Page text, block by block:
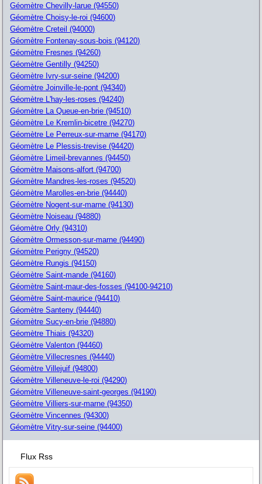
Géomètre Chevilly-larue (94550)
Géomètre Choisy-le-roi (94600)
Géomètre Creteil (94000)
Géomètre Fontenay-sous-bois (94120)
Géomètre Fresnes (94260)
Géomètre Gentilly (94250)
Géomètre Ivry-sur-seine (94200)
Géomètre Joinville-le-pont (94340)
Géomètre L'hay-les-roses (94240)
Géomètre La Queue-en-brie (94510)
Géomètre Le Kremlin-bicetre (94270)
Géomètre Le Perreux-sur-marne (94170)
Géomètre Le Plessis-trevise (94420)
Géomètre Limeil-brevannes (94450)
Géomètre Maisons-alfort (94700)
Géomètre Mandres-les-roses (94520)
Géomètre Marolles-en-brie (94440)
Géomètre Nogent-sur-marne (94130)
Géomètre Noiseau (94880)
Géomètre Orly (94310)
Géomètre Ormesson-sur-marne (94490)
Géomètre Perigny (94520)
Géomètre Rungis (94150)
Géomètre Saint-mande (94160)
Géomètre Saint-maur-des-fosses (94100-94210)
Géomètre Saint-maurice (94410)
Géomètre Santeny (94440)
Géomètre Sucy-en-brie (94880)
Géomètre Thiais (94320)
Géomètre Valenton (94460)
Géomètre Villecresnes (94440)
Géomètre Villejuif (94800)
Géomètre Villeneuve-le-roi (94290)
Géomètre Villeneuve-saint-georges (94190)
Géomètre Villiers-sur-marne (94350)
Géomètre Vincennes (94300)
Géomètre Vitry-sur-seine (94400)
Flux Rss